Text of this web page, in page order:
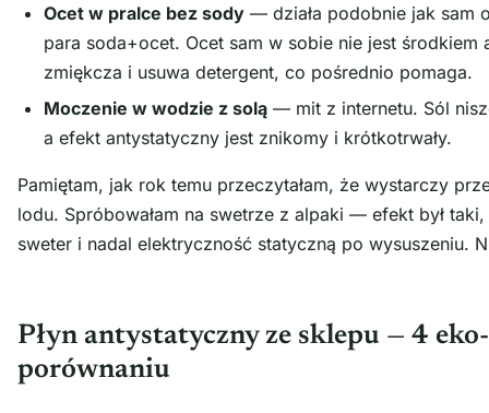
Ocet w pralce bez sody — działa podobnie jak sam
para soda+ocet. Ocet sam w sobie nie jest
zmiękcza i usuwa detergent, co pośrednio pomaga.
Moczenie w wodzie z solą — mit z internetu. Sól
a efekt antystatyczny jest znikomy i krótkotrwały.
Pamiętam, jak rok temu przeczytałam, że wystarczy
lodu. Spróbowałam na swetrze z alpaki — efekt był taki,
sweter i nadal elektryczność statyczną po wysuszeniu.
Płyn antystatyczny ze sklepu — 4
porównaniu